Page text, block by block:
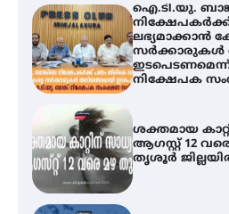
ഐ.ടി.യു.
ലഭ്യമാക്കാൻ
സർക്കാരുകൾ
നിക്ഷേപക
ശക്തമായ
ആഗസ്റ്റ് 12
തൃശൂർ